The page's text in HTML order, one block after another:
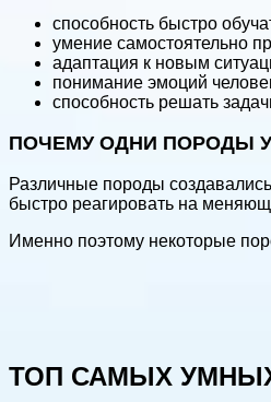
способность быстро
умение самостоятельно
адаптация к новым
понимание эмоций
способность решать
ПОЧЕМУ ОДНИ ПОРОДЫ
Различные породы
быстро реагировать на
Именно поэтому некоторые
ТОП САМЫХ